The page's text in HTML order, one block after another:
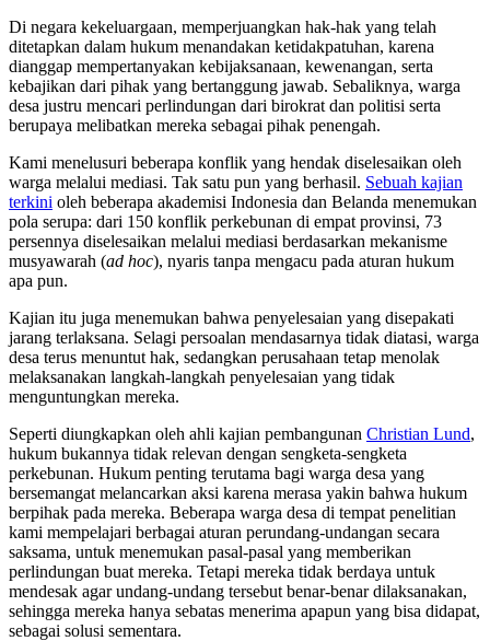
Di negara kekeluargaan, memperjuangkan hak-hak yang telah
ditetapkan dalam hukum menandakan ketidakpatuhan, karena
dianggap mempertanyakan kebijaksanaan, kewenangan, serta
kebajikan dari pihak yang bertanggung jawab. Sebaliknya, warga
desa justru mencari perlindungan dari birokrat dan politisi serta
berupaya melibatkan mereka sebagai pihak penengah.
Kami menelusuri beberapa konflik yang hendak diselesaikan oleh
warga melalui mediasi. Tak satu pun yang berhasil. Sebuah kajian
terkini oleh beberapa akademisi Indonesia dan Belanda menemukan
pola serupa: dari 150 konflik perkebunan di empat provinsi, 73
persennya diselesaikan melalui mediasi berdasarkan mekanisme
musyawarah (ad hoc), nyaris tanpa mengacu pada aturan hukum
apa pun.
Kajian itu juga menemukan bahwa penyelesaian yang disepakati
jarang terlaksana. Selagi persoalan mendasarnya tidak diatasi, warga
desa terus menuntut hak, sedangkan perusahaan tetap menolak
melaksanakan langkah-langkah penyelesaian yang tidak
menguntungkan mereka.
Seperti diungkapkan oleh ahli kajian pembangunan Christian Lund,
hukum bukannya tidak relevan dengan sengketa-sengketa
perkebunan. Hukum penting terutama bagi warga desa yang
bersemangat melancarkan aksi karena merasa yakin bahwa hukum
berpihak pada mereka. Beberapa warga desa di tempat penelitian
kami mempelajari berbagai aturan perundang-undangan secara
saksama, untuk menemukan pasal-pasal yang memberikan
perlindungan buat mereka. Tetapi mereka tidak berdaya untuk
mendesak agar undang-undang tersebut benar-benar dilaksanakan,
sehingga mereka hanya sebatas menerima apapun yang bisa didapat,
sebagai solusi sementara.